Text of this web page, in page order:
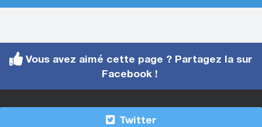
Vous avez aimé cette page ? Partagez la sur
Facebook !
Twitter